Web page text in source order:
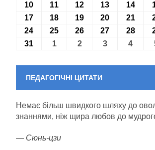
10 10.08.2026
11 11.08.2026
12 12.08.2026
13 13.08.2026
14
17 17.08.2026
18 18.08.2026
19 19.08.2026
20 20.08.2026
21
24 24.08.2026
25 25.08.2026
26 26.08.2026
27 27.08.2026
28
31 31.08.2026
101.09.2026
202.09.2026
303.09.2026
4
ПЕДАГОГІЧНІ ЦИТАТИ
Немає більш швидкого шляху до
знаннями, ніж щира любов до
— Сюнь-цзи